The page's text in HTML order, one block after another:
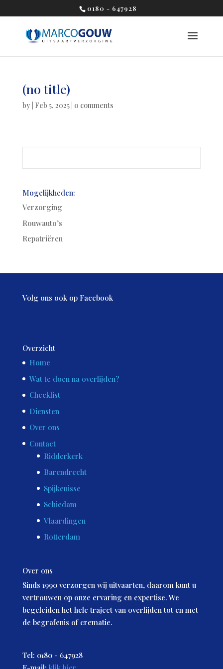
0180 - 647928
(no title)
by Feb 5, 2025| 0 comments
Mogelijkheden:
Verzorging
Rouwauto’s
Repatriëren
Volg ons ook op Facebook
Overzicht
Home
Wat te doen na overlijden?
Checklist
Diensten
Over ons
Contact
Ridderkerk
Barendrecht
Spijkenisse
Schiedam
Vlaardingen
Rotterdam
Over ons
Sinds 1990 verzorgen wij uitvaarten, daarom kunt u
vertrouwen op onze ervaring en expertise. We
begeleiden het hele traject van overlijden tot en met
de begrafenis of crematie.
Tel: 0180 - 647928